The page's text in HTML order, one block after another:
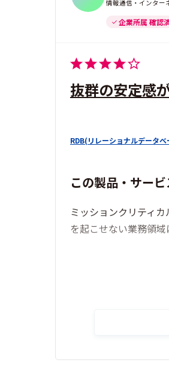
情報通信・インター
企業所属 確認
抜群の安定感
RDB(リレーショナルデータベ
この製品・サー
ミッションクリティ
を起こせない業務領